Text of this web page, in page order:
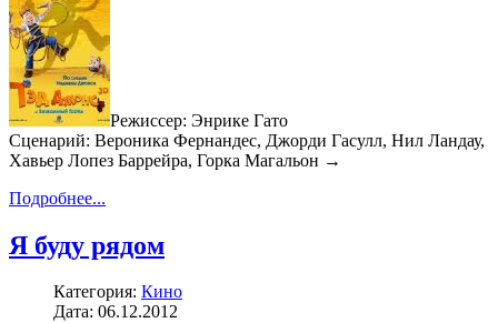
Режиссер: Энрике Гато
Сценарий: Вероника Фернандес, Джорди Гасулл, Нил Ландау,
Хавьер Лопез Баррейра, Горка Магальон →
Подробнее...
Я буду рядом
Категория: Кино
Дата: 06.12.2012